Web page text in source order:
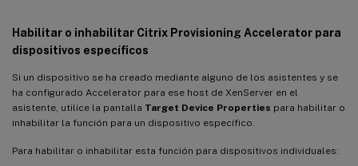
Habilitar o inhabilitar Citrix Provisioning Accelerator para
dispositivos específicos
Si un dispositivo se ha creado mediante alguno de los asistentes y se
ha configurado Accelerator para ese host de XenServer en el
asistente, utilice la pantalla Target Device Properties para habilitar o
inhabilitar la función para un dispositivo específico.
Para habilitar o inhabilitar esta función para dispositivos individuales: